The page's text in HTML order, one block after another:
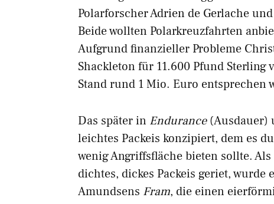
Polarforscher Adrien de Gerlache
Beide wollten Polarkreuzfahrten
Aufgrund finanzieller Probleme
Shackleton für 11.600 Pfund Sterling
Stand rund 1 Mio. Euro entsprechen
Das später in Endurance(Ausdauer)
leichtes Packeis konzipiert, dem es
wenig Angriffsfläche bieten sollte.
dichtes, dickes Packeis geriet, wurde
Amundsens Fram, die einen